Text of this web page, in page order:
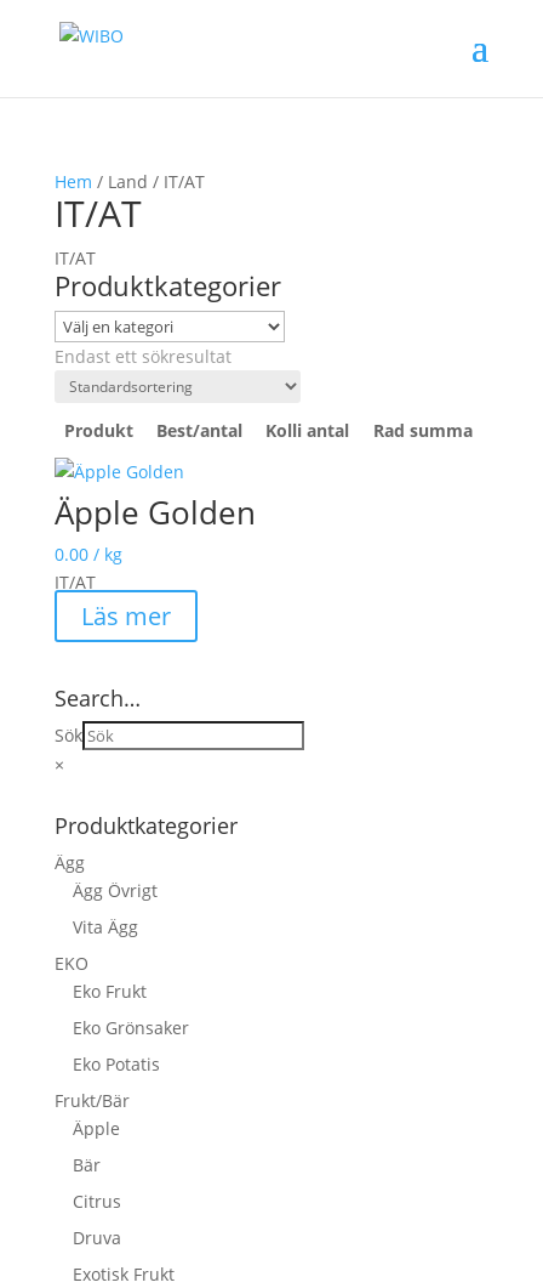
Hem / Land / IT/AT
IT/AT
IT/AT
Produktkategorier
Endast ett sökresultat
Produkt Best/antal Kolli antal Rad summa
Äpple Golden
0.00/ kg
IT/AT
Läs mer
Search…
Sök
×
Produktkategorier
Ägg
Ägg Övrigt
Vita Ägg
EKO
Eko Frukt
Eko Grönsaker
Eko Potatis
Frukt/Bär
Äpple
Bär
Citrus
Druva
Exotisk Frukt